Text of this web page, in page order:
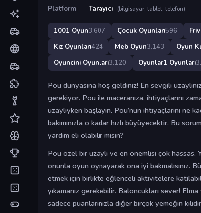
Platform
Tarayıcı (bilgisayar, tablet, telefon)
1001 Oyun3.607 Çocuk Oyunları596
Kız Oyunları424 Meb Oyun3.143 Oyun
Oyuncini Oyunları3.120 Oyunlar1 Oyunları
Pou dünyasına hoş geldiniz! En sevgili
gerekiyor. Pou ile maceranıza, ihtiyaçlarını
uzaylıyken başlayın. Pou’nun ihtiyaçlarını ne
bakımınızla o kadar hızlı büyüyecektir. Bu
yardım eli olabilir misin?
Pou özel bir uzaylı ve en önemlisi çok hassas.
onunla oyun oynayarak ona iyi bakmalısınız.
etmek için birlikte eğlenceli aktivitelere
yıkamanız gerekebilir. Baloncukları sever!
sadece puanlarınızla diğer birçok yemeğin